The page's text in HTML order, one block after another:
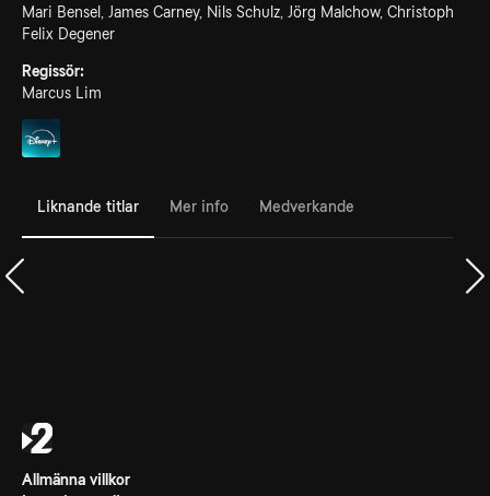
Mari Bensel, James Carney, Nils Schulz, Jörg Malchow, Christoph
Felix Degener
Regissör:
Marcus Lim
Liknande titlar Mer info Medverkande
Allmänna villkor